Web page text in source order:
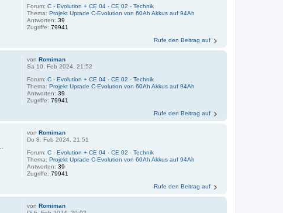
Forum:C - Evolution + CE 04 - CE 02 - Technik
Thema:Projekt Uprade C-Evolution von 60Ah Akkus auf 94Ah
Antworten:39
Zugriffe:79941
Rufe den Beitrag auf
vonRomiman
Sa 10. Feb 2024, 21:52
Forum:C - Evolution + CE 04 - CE 02 - Technik
Thema:Projekt Uprade C-Evolution von 60Ah Akkus auf 94Ah
Antworten:39
Zugriffe:79941
Rufe den Beitrag auf
vonRomiman
Do 8. Feb 2024, 21:51
Forum:C - Evolution + CE 04 - CE 02 - Technik
Thema:Projekt Uprade C-Evolution von 60Ah Akkus auf 94Ah
Antworten:39
Zugriffe:79941
Rufe den Beitrag auf
vonRomiman